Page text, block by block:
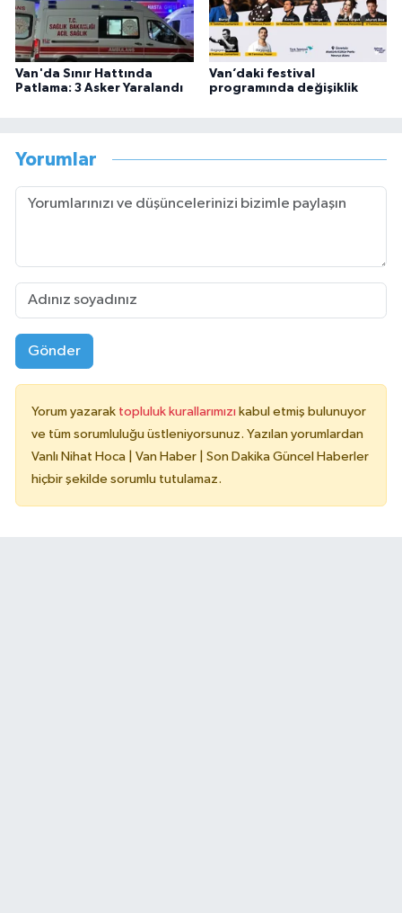
Van'da Sınır Hattında
Patlama: 3 Asker Yaralandı
Van’daki festival
programında değişiklik
Yorumlar
Gönder
Yorum yazarak topluluk kurallarımızı kabul etmiş bulunuyor
ve tüm sorumluluğu üstleniyorsunuz. Yazılan yorumlardan
Vanlı Nihat Hoca | Van Haber | Son Dakika Güncel Haberler
hiçbir şekilde sorumlu tutulamaz.